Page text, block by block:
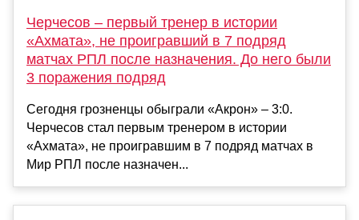
Черчесов – первый тренер в истории
«Ахмата», не проигравший в 7 подряд
матчах РПЛ после назначения. До него были
3 поражения подряд
Сегодня грозненцы обыграли «Акрон» – 3:0.
Черчесов стал первым тренером в истории
«Ахмата», не проигравшим в 7 подряд матчах в
Мир РПЛ после назначен...